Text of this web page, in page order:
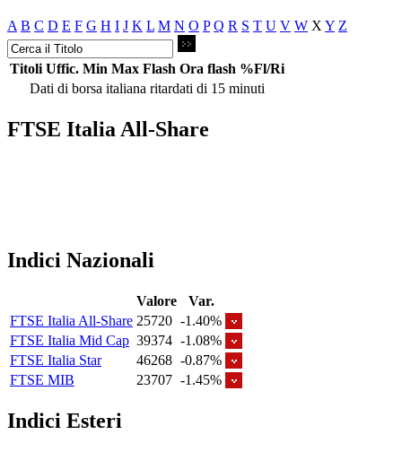
A B C D E F G H I J K L M N O P Q R S T U V W X Y Z
Titoli Uffic. Min Max Flash Ora flash %Fl/Ri
Dati di borsa italiana ritardati di 15 minuti
FTSE Italia All-Share
Indici Nazionali
Valore
Var.
FTSE Italia All-Share 25720 -1.40%
FTSE Italia Mid Cap 39374 -1.08%
FTSE Italia Star
46268 -0.87%
FTSE MIB
23707 -1.45%
Indici Esteri